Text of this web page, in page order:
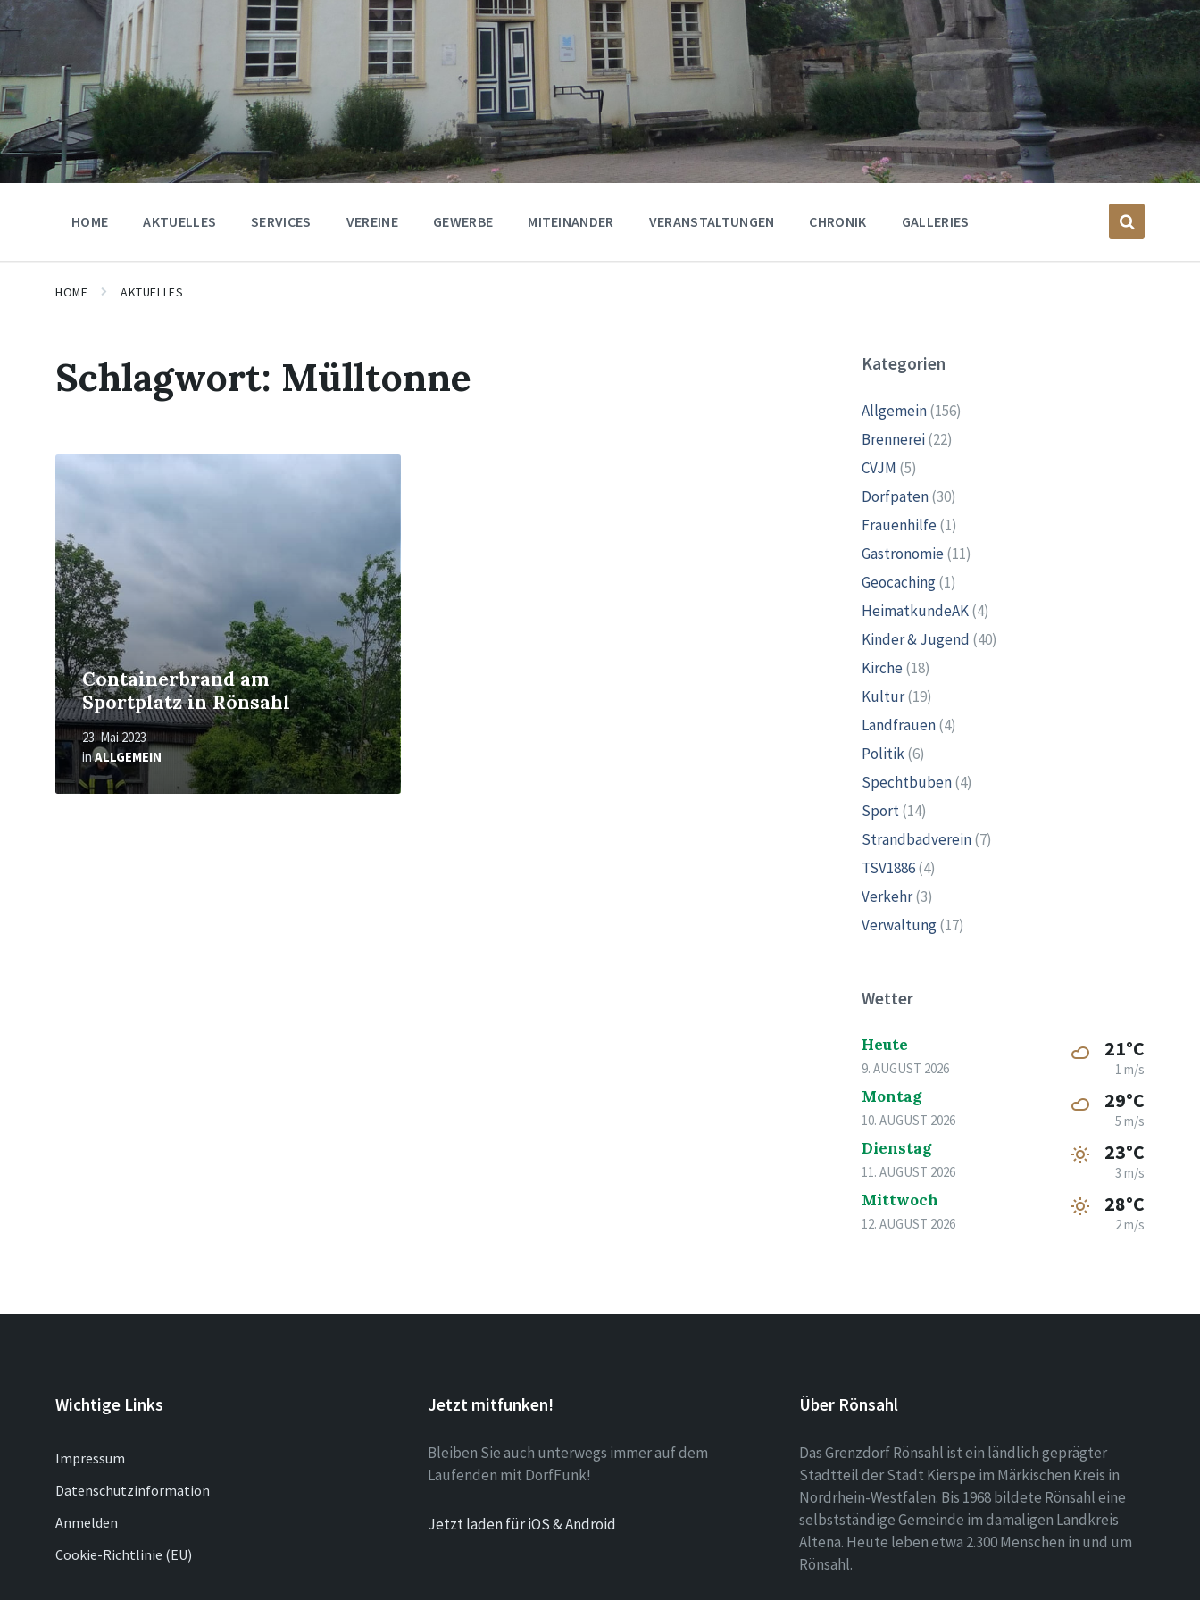
HOME AKTUELLES SERVICES VEREINE GEWERBE MITEINANDER VERANSTALTUNGEN CHRONIK GALLERIES
HOME AKTUELLES
Schlagwort: Mülltonne
Containerbrand am
Sportplatz in Rönsahl
23. Mai 2023
inALLGEMEIN
Mehr
Kategorien
Allgemein(156)
Brennerei(22)
CVJM (5)
Dorfpaten(30)
Frauenhilfe(1)
Gastronomie(11)
Geocaching(1)
HeimatkundeAK(4)
Kinder & Jugend (40)
Kirche(18)
Kultur(19)
Landfrauen(4)
Politik(6)
Spechtbuben(4)
Sport(14)
Strandbadverein(7)
TSV1886(4)
Verkehr(3)
Verwaltung(17)
Wetter
Heute
9. AUGUST 2026
21°C
1 m/s
Montag
10. AUGUST 2026
29°C
5 m/s
Dienstag
11. AUGUST 2026
23°C
3 m/s
Mittwoch
12. AUGUST 2026
28°C
2 m/s
Wichtige Links
Impressum
Datenschutzinformation
Anmelden
Cookie-Richtlinie (EU)
Jetzt mitfunken!
Bleiben Sie auch unterwegs immer auf dem
Laufenden mit DorfFunk!
Jetzt laden für iOS & Android
Über Rönsahl
Das Grenzdorf Rönsahl ist ein ländlich geprägter
Stadtteil der Stadt Kierspe im Märkischen Kreis in
Nordrhein-Westfalen. Bis 1968 bildete Rönsahl eine
selbstständige Gemeinde im damaligen Landkreis
Altena. Heute leben etwa 2.300 Menschen in und um
Rönsahl.